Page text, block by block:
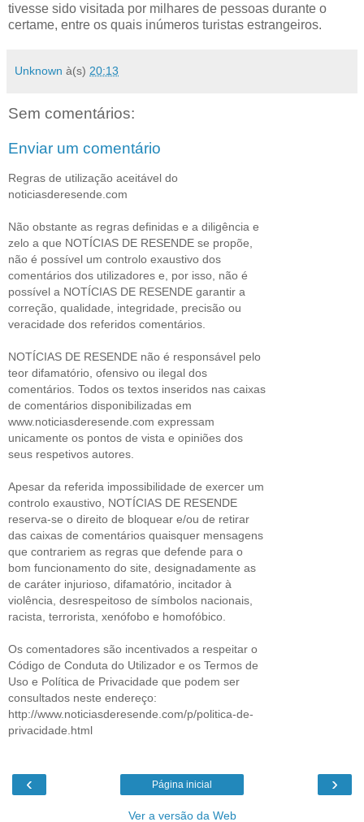
tivesse sido visitada por milhares de pessoas durante o
certame, entre os quais inúmeros turistas estrangeiros.
Unknown à(s) 20:13
Sem comentários:
Enviar um comentário
Regras de utilização aceitável do
noticiasderesende.com
Não obstante as regras definidas e a diligência e
zelo a que NOTÍCIAS DE RESENDE se propõe,
não é possível um controlo exaustivo dos
comentários dos utilizadores e, por isso, não é
possível a NOTÍCIAS DE RESENDE garantir a
correção, qualidade, integridade, precisão ou
veracidade dos referidos comentários.
NOTÍCIAS DE RESENDE não é responsável pelo
teor difamatório, ofensivo ou ilegal dos
comentários. Todos os textos inseridos nas caixas
de comentários disponibilizadas em
www.noticiasderesende.com expressam
unicamente os pontos de vista e opiniões dos
seus respetivos autores.
Apesar da referida impossibilidade de exercer um
controlo exaustivo, NOTÍCIAS DE RESENDE
reserva-se o direito de bloquear e/ou de retirar
das caixas de comentários quaisquer mensagens
que contrariem as regras que defende para o
bom funcionamento do site, designadamente as
de caráter injurioso, difamatório, incitador à
violência, desrespeitoso de símbolos nacionais,
racista, terrorista, xenófobo e homofóbico.
Os comentadores são incentivados a respeitar o
Código de Conduta do Utilizador e os Termos de
Uso e Política de Privacidade que podem ser
consultados neste endereço:
http://www.noticiasderesende.com/p/politica-de-
privacidade.html
‹ ›
Página inicial
Ver a versão da Web